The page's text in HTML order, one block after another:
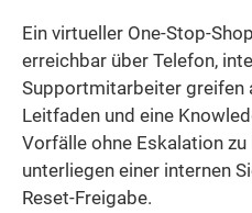
Ein virtueller One-Stop-
erreichbar über Telefon,
Supportmitarbeiter greifen
Leitfaden und eine
Vorfälle ohne Eskalation
unterliegen einer internen
Reset-Freigabe.